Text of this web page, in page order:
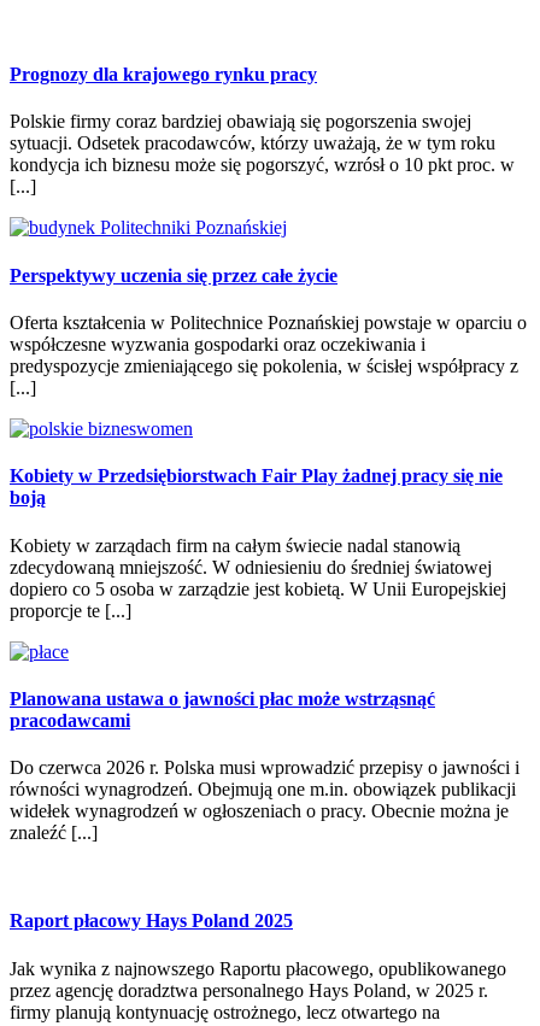
Prognozy dla krajowego rynku pracy
Polskie firmy coraz bardziej obawiają się pogorszenia swojej
sytuacji. Odsetek pracodawców, którzy uważają, że w tym roku
kondycja ich biznesu może się pogorszyć, wzrósł o 10 pkt proc. w
[...]
Perspektywy uczenia się przez całe życie
Oferta kształcenia w Politechnice Poznańskiej powstaje w oparciu o
współczesne wyzwania gospodarki oraz oczekiwania i
predyspozycje zmieniającego się pokolenia, w ścisłej współpracy z
[...]
Kobiety w Przedsiębiorstwach Fair Play żadnej pracy się nie
boją
Kobiety w zarządach firm na całym świecie nadal stanowią
zdecydowaną mniejszość. W odniesieniu do średniej światowej
dopiero co 5 osoba w zarządzie jest kobietą. W Unii Europejskiej
proporcje te [...]
Planowana ustawa o jawności płac może wstrząsnąć
pracodawcami
Do czerwca 2026 r. Polska musi wprowadzić przepisy o jawności i
równości wynagrodzeń. Obejmują one m.in. obowiązek publikacji
widełek wynagrodzeń w ogłoszeniach o pracy. Obecnie można je
znaleźć [...]
Raport płacowy Hays Poland 2025
Jak wynika z najnowszego Raportu płacowego, opublikowanego
przez agencję doradztwa personalnego Hays Poland, w 2025 r.
firmy planują kontynuację ostrożnego, lecz otwartego na